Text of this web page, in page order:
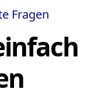
Fragen